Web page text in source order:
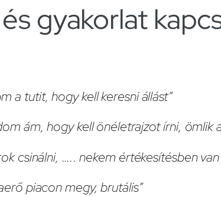
gyakorlat
a tutit, hogy kell keresni állást”
ám, hogy kell önéletrajzot írni, ömlik
csinálni, ….. nekem értékesítésben
piacon megy, brutális”